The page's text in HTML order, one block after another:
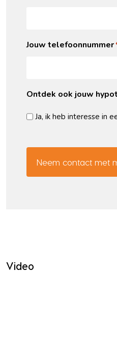
Jouw telefoonnummer
Ontdek ook jouw
Ja, ik heb interesse in
Video